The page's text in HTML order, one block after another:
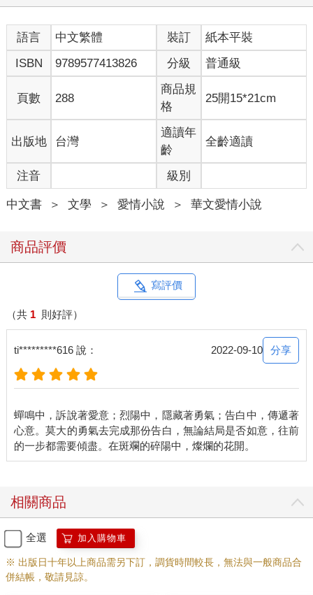
語言 中文繁體 裝訂
紙本平裝
ISBN
9789577413826 分級 普通級
頁數 288
商品規
格
25開15*21cm
出版地 台灣
適讀年
齡
全齡適讀
注音 級別
中文書 ＞ 文學 ＞ 愛情小說 ＞ 華文愛情小說
商品評價
寫評價
（共 1 則好評）
ti*********616 說： 2022-09-10 分享
蟬鳴中，訴說著愛意；烈陽中，隱藏著勇氣；告白中，傳遞著
心意。莫大的勇氣去完成那份告白，無論結局是否如意，往前
相關商品
全選 加入購物車
※ 出版日十年以上商品需另下訂，調貨時間較長，無法與一般商品合
併結帳，敬請見諒。